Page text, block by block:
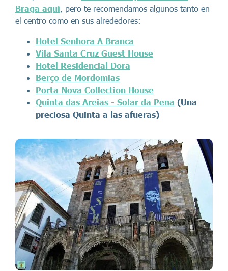
Braga aquí, pero te recomendamos algunos tanto en
el centro como en sus alrededores:
Hotel Senhora A Branca
Vila Santa Cruz Guest House
Hotel Residencial Dora
Berço de Mordomias
Porta Nova Collection House
Quinta das Areias - Solar da Pena (Una
preciosa Quinta a las afueras)